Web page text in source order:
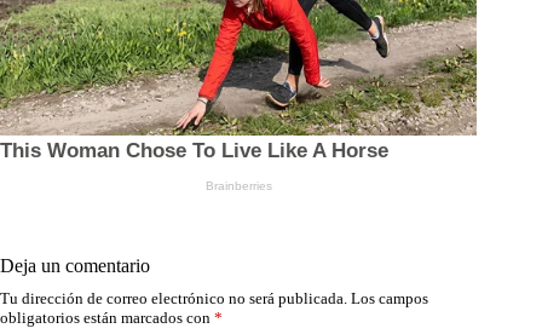
Deja un comentario
Tu dirección de correo electrónico no será publicada. Los campos
obligatorios están marcados con *